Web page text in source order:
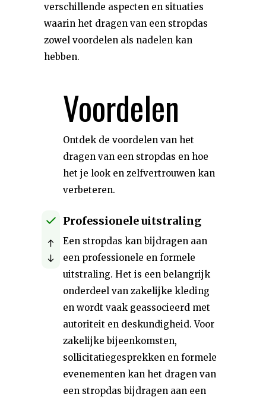
verschillende aspecten en situaties
waarin het dragen van een stropdas
zowel voordelen als nadelen kan
hebben.
Voordelen
Ontdek de voordelen van het
dragen van een stropdas en hoe
het je look en zelfvertrouwen kan
verbeteren.
Professionele uitstraling
Een stropdas kan bijdragen aan
een professionele en formele
uitstraling. Het is een belangrijk
onderdeel van zakelijke kleding
en wordt vaak geassocieerd met
autoriteit en deskundigheid. Voor
zakelijke bijeenkomsten,
sollicitatiegesprekken en formele
evenementen kan het dragen van
een stropdas bijdragen aan een